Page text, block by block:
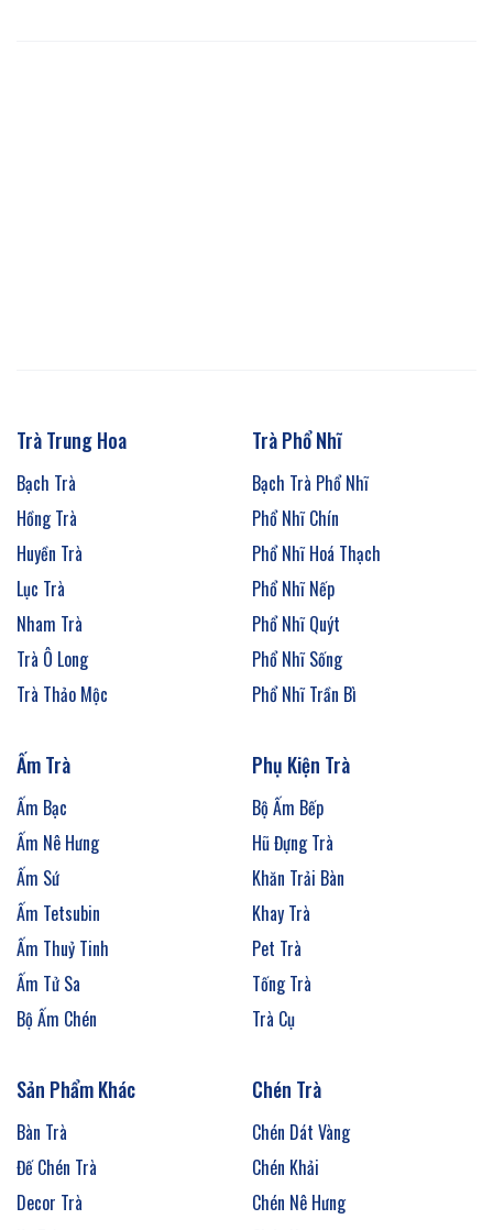
Trà Trung Hoa
Bạch Trà
Hồng Trà
Huyền Trà
Lục Trà
Nham Trà
Trà Ô Long
Trà Thảo Mộc
Trà Phổ Nhĩ
Bạch Trà Phổ Nhĩ
Phổ Nhĩ Chín
Phổ Nhĩ Hoá Thạch
Phổ Nhĩ Nếp
Phổ Nhĩ Quýt
Phổ Nhĩ Sống
Phổ Nhĩ Trần Bì
Ấm Trà
Ấm Bạc
Ấm Nê Hưng
Ấm Sứ
Ấm Tetsubin
Ấm Thuỷ Tinh
Ấm Tử Sa
Bộ Ấm Chén
Phụ Kiện Trà
Bộ Ấm Bếp
Hũ Đựng Trà
Khăn Trải Bàn
Khay Trà
Pet Trà
Tống Trà
Trà Cụ
Sản Phẩm Khác
Bàn Trà
Đế Chén Trà
Decor Trà
Chén Trà
Chén Dát Vàng
Chén Khải
Chén Nê Hưng